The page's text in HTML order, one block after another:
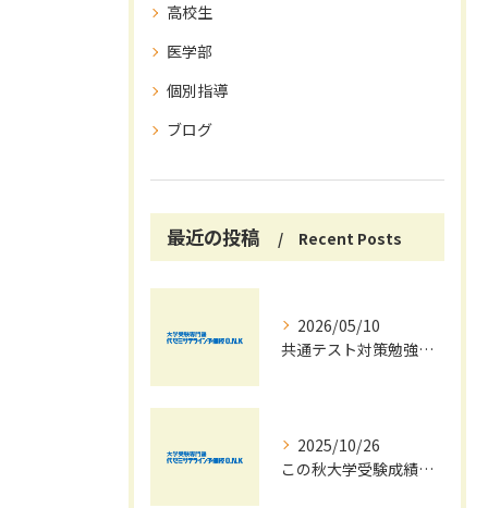
高校生
医学部
個別指導
ブログ
最近の投稿 Recent Posts
2026/05/10
共通テスト対策勉強は早めに始めましょう！
2025/10/26
この秋大学受験成績大幅UPの秘訣